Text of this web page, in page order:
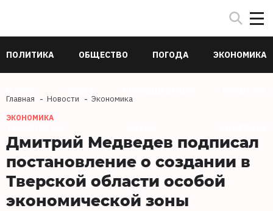
ПОЛИТИКА ОБЩЕСТВО ПОГОДА ЭКОНОМИКА
Главная Новости Экономика
ЭКОНОМИКА
Дмитрий Медведев подписал
постановление о создании в
Тверской области особой
экономической зоны